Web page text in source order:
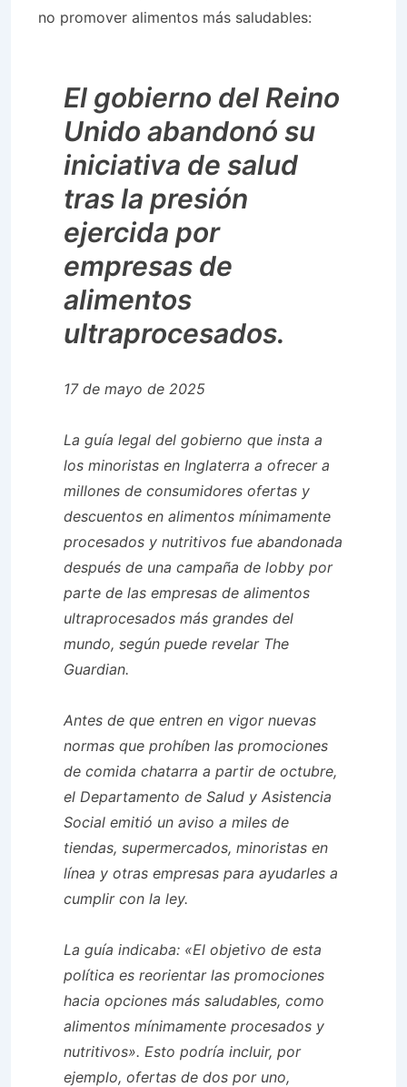
no promover alimentos más saludables:
El gobierno del Reino
Unido abandonó su
iniciativa de salud
tras la presión
ejercida por
empresas de
alimentos
ultraprocesados.
17 de mayo de 2025
La guía legal del gobierno que insta a
los minoristas en Inglaterra a ofrecer a
millones de consumidores ofertas y
descuentos en alimentos mínimamente
procesados ​​y nutritivos fue abandonada
después de una campaña de lobby por
parte de las empresas de alimentos
ultraprocesados ​​más grandes del
mundo, según puede revelar The
Guardian.
Antes de que entren en vigor nuevas
normas que prohíben las promociones
de comida chatarra a partir de octubre,
el Departamento de Salud y Asistencia
Social emitió un aviso a miles de
tiendas, supermercados, minoristas en
línea y otras empresas para ayudarles a
cumplir con la ley.
La guía indicaba: «El objetivo de esta
política es reorientar las promociones
hacia opciones más saludables, como
alimentos mínimamente procesados ​​y
nutritivos». Esto podría incluir, por
ejemplo, ofertas de dos por uno,